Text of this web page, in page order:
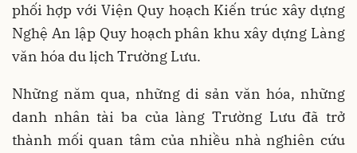
phối hợp với Viện Quy hoạch Kiến trúc xây dựng
Nghệ An lập Quy hoạch phân khu xây dựng Làng
văn hóa du lịch Trường Lưu.
Những năm qua, những di sản văn hóa, những
danh nhân tài ba của làng Trường Lưu đã trở
thành mối quan tâm của nhiều nhà nghiên cứu